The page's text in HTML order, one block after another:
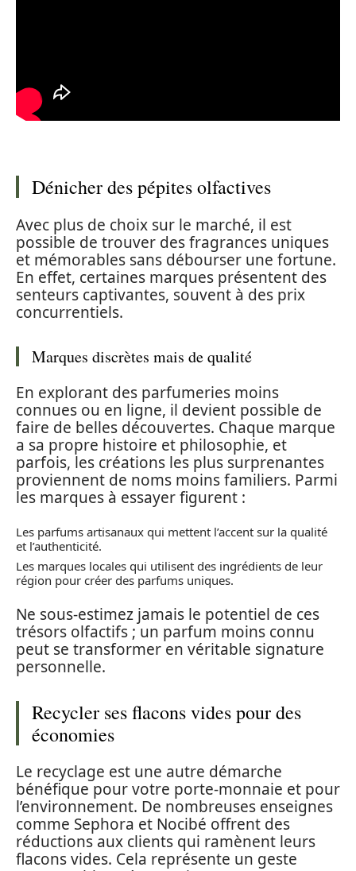
Dénicher des pépites olfactives
Avec plus de choix sur le marché, il est
possible de trouver des fragrances uniques
et mémorables sans débourser une fortune.
En effet, certaines marques présentent des
senteurs captivantes, souvent à des prix
concurrentiels.
Marques discrètes mais de qualité
En explorant des parfumeries moins
connues ou en ligne, il devient possible de
faire de belles découvertes. Chaque marque
a sa propre histoire et philosophie, et
parfois, les créations les plus surprenantes
proviennent de noms moins familiers. Parmi
les marques à essayer figurent :
Les parfums artisanaux qui mettent l’accent sur la qualité
et l’authenticité.
Les marques locales qui utilisent des ingrédients de leur
région pour créer des parfums uniques.
Ne sous-estimez jamais le potentiel de ces
trésors olfactifs ; un parfum moins connu
peut se transformer en véritable signature
personnelle.
Recycler ses flacons vides pour des
économies
Le recyclage est une autre démarche
bénéfique pour votre porte-monnaie et pour
l’environnement. De nombreuses enseignes
comme Sephora et Nocibé offrent des
réductions aux clients qui ramènent leurs
flacons vides. Cela représente un geste